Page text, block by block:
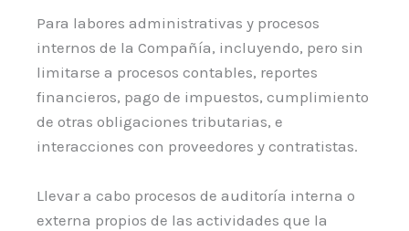
Para labores administrativas y procesos
internos de la Compañía, incluyendo, pero sin
limitarse a procesos contables, reportes
financieros, pago de impuestos, cumplimiento
de otras obligaciones tributarias, e
interacciones con proveedores y contratistas.
Llevar a cabo procesos de auditoría interna o
externa propios de las actividades que la